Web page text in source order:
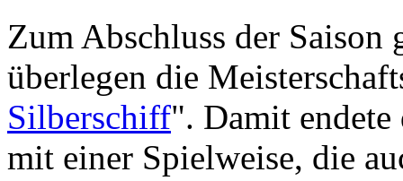
Zum Abschluss der Saison
überlegen die
Silberschiff". Damit
mit einer Spielweise, die